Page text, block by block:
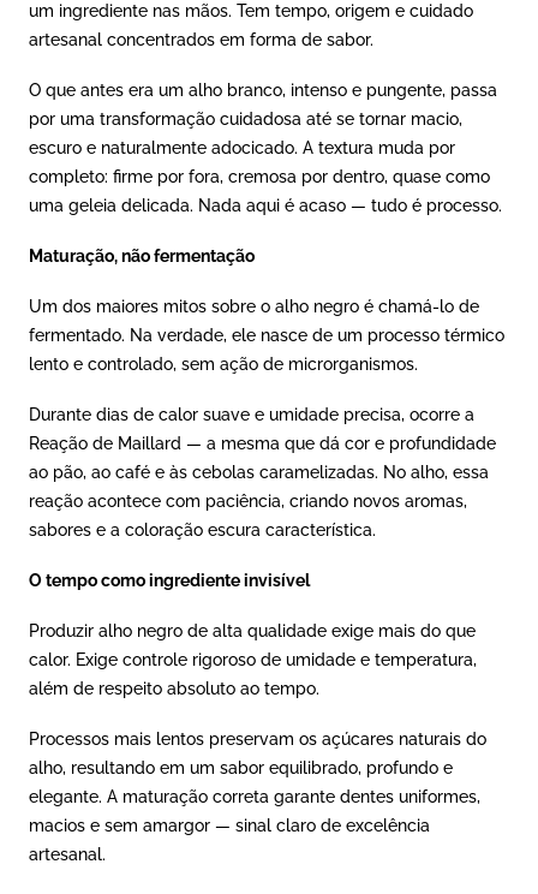
um ingrediente nas mãos. Tem tempo, origem e cuidado
artesanal concentrados em forma de sabor.
O que antes era um alho branco, intenso e pungente, passa
por uma transformação cuidadosa até se tornar macio,
escuro e naturalmente adocicado. A textura muda por
completo: firme por fora, cremosa por dentro, quase como
uma geleia delicada. Nada aqui é acaso — tudo é processo.
Maturação, não fermentação
Um dos maiores mitos sobre o alho negro é chamá-lo de
fermentado. Na verdade, ele nasce de um processo térmico
lento e controlado, sem ação de microrganismos.
Durante dias de calor suave e umidade precisa, ocorre a
Reação de Maillard — a mesma que dá cor e profundidade
ao pão, ao café e às cebolas caramelizadas. No alho, essa
reação acontece com paciência, criando novos aromas,
sabores e a coloração escura característica.
O tempo como ingrediente invisível
Produzir alho negro de alta qualidade exige mais do que
calor. Exige controle rigoroso de umidade e temperatura,
além de respeito absoluto ao tempo.
Processos mais lentos preservam os açúcares naturais do
alho, resultando em um sabor equilibrado, profundo e
elegante. A maturação correta garante dentes uniformes,
macios e sem amargor — sinal claro de excelência
artesanal.